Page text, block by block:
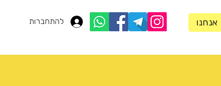
להתחברות אנחנו